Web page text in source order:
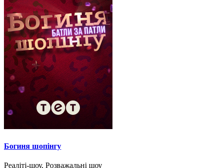
Богиня шопінгу
Реаліті-шоу, Розважальні шоу